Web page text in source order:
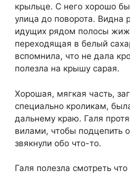
крыльце. С него хорошо
улица до поворота. Видна
идущих рядом полосы
переходящая в белый
вспомнила, что не дала
полезла на крышу сарая.
Хорошая, мягкая часть,
специально кроликам,
дальнему краю. Галя
вилами, чтобы подцепить
звякнули обо что-то.
Галя полезла смотреть